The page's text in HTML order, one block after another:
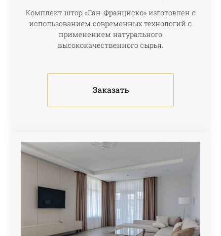
Комплект штор «Сан-Франциско» изготовлен с
использованием современных технологий с
применением натурального
высококачественного сырья.
Заказать